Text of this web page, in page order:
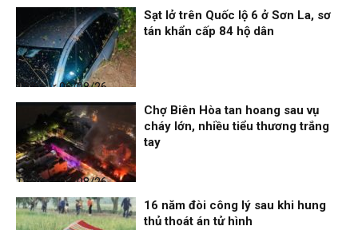
Thời sự
06/08/26, 12:33
Sạt lở trên Quốc lộ 6 ở Sơn La, sơ
tán khẩn cấp 84 hộ dân
Thời sự
06/08/26, 12:30
Chợ Biên Hòa tan hoang sau vụ
cháy lớn, nhiều tiểu thương trắng
tay
16 năm đòi công lý sau khi hung
thủ thoát án tử hình